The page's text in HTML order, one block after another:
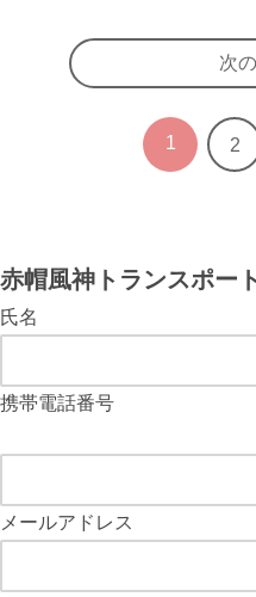
次
1 2
赤帽風神トランスポー
氏名
携帯電話番号
メールアドレス